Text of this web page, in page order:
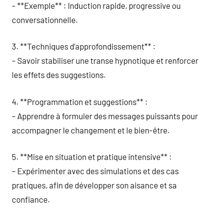
– **Exemple** : Induction rapide, progressive ou
conversationnelle.
3. **Techniques d’approfondissement** :
– Savoir stabiliser une transe hypnotique et renforcer
les effets des suggestions.
4. **Programmation et suggestions** :
– Apprendre à formuler des messages puissants pour
accompagner le changement et le bien-être.
5. **Mise en situation et pratique intensive** :
– Expérimenter avec des simulations et des cas
pratiques, afin de développer son aisance et sa
confiance.